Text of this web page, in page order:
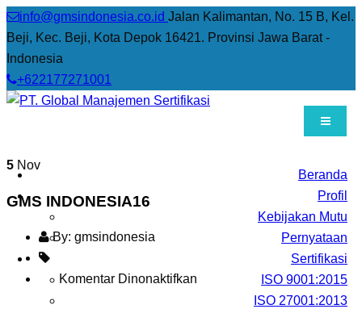
info@gmsindonesia.co.id Jalan Kalimantan, No. 15 B, Kel.
Beji, Kec. Beji, Kota Depok 16421. Provinsi Jawa Barat -
Indonesia
+622177271001
Beranda
Profil
Kebijakan Mutu
Pernyataan
Sertifikasi
ISO 9001:2015
ISO 27001:2013
5 Nov
GMS INDONESIA16
By: gmsindonesia
Komentar Dinonaktifkan